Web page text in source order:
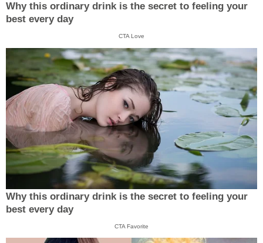
Why this ordinary drink is the secret to feeling your
best every day
CTA Love
Why this ordinary drink is the secret to feeling your
best every day
CTA Favorite